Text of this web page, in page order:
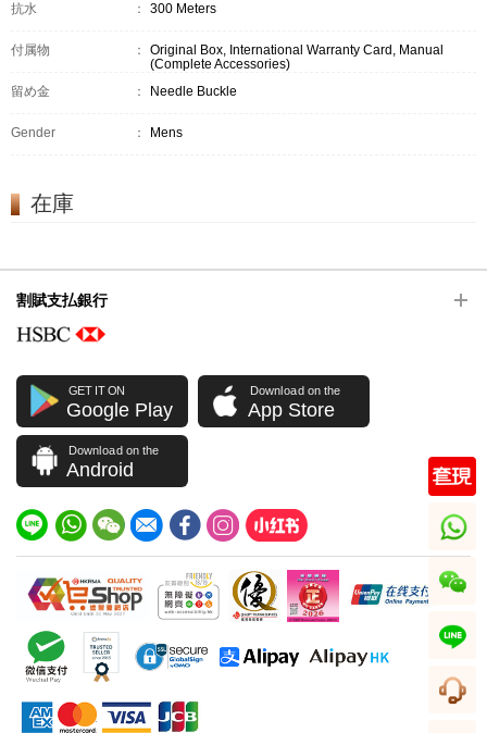
抗水 ： 300 Meters
付属物 ：
Original Box, International Warranty Card, Manual
(Complete Accessories)
留め金
： Needle Buckle
Gender ： Mens
在庫
割賦支払銀行
GET IT ON
Google Play
Download on the
App Store
Download on the
Android
whatsapp